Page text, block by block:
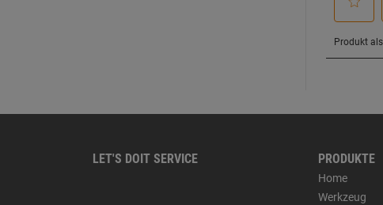
LET'S DOIT SERVICE PRODUKTE
Home
Werkzeug